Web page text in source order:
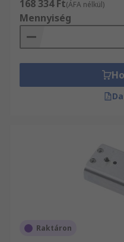
168 334 Ft(ÁFA nélkül)
Mennyiség
Raktáron